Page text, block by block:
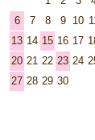
6
7 8 9 10
13 14 15 16 17
20 21 22 23 24
27 28 29 30